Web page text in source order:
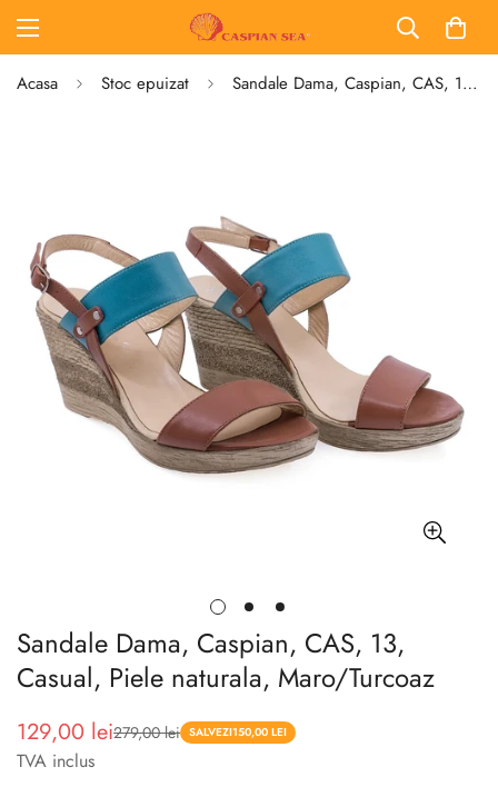
Acasa Stoc epuizat Sandale Dama, Caspian, CAS, 13, Casual, Piele naturala, Maro/Turcoaz
Sandale Dama, Caspian, CAS, 13,
Casual, Piele naturala, Maro/Turcoaz
Pret
redus
129,00 lei
Pret 279,00 lei SALVEZI150,00 LEI
TVA inclus